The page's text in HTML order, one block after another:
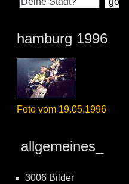
hamburg 1996
Foto vom 19.05.1996
allgemeines_
3006 Bilder